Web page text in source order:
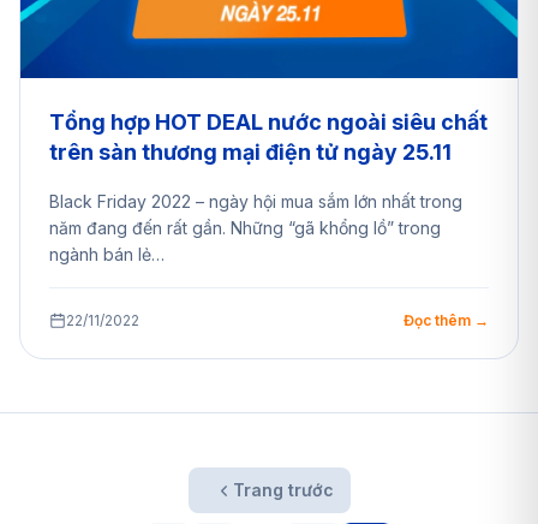
Tổng hợp HOT DEAL nước ngoài siêu chất
trên sàn thương mại điện tử ngày 25.11
Black Friday 2022 – ngày hội mua sắm lớn nhất trong
năm đang đến rất gần. Những “gã khổng lồ” trong
ngành bán lẻ…
22/11/2022 Đọc thêm →
Trang trước